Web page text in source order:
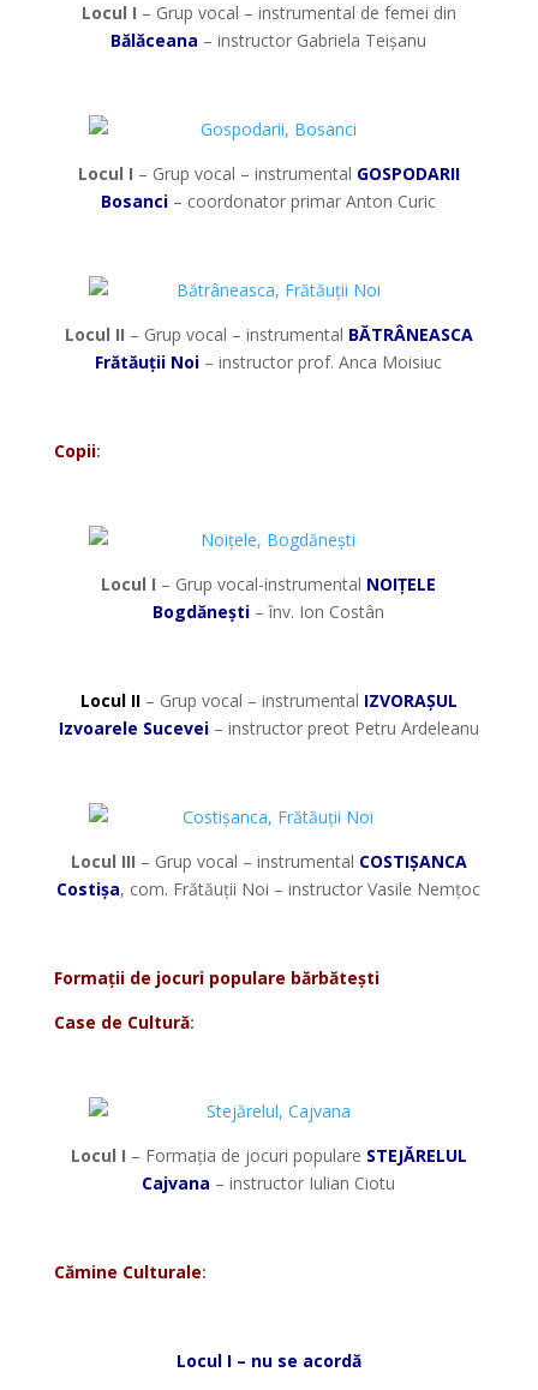
Locul I – Grup vocal – instrumental de femei din
Bălăceana – instructor Gabriela Teișanu
Locul I – Grup vocal – instrumental GOSPODARII
Bosanci – coordonator primar Anton Curic
Locul II – Grup vocal – instrumental BĂTRÂNEASCA
Frătăuții Noi – instructor prof. Anca Moisiuc
Copii:
Locul I – Grup vocal-instrumental NOIȚELE
Bogdănești – înv. Ion Costân
Locul II – Grup vocal – instrumental IZVORAȘUL
Izvoarele Sucevei– instructor preot Petru Ardeleanu
Locul III – Grup vocal – instrumental COSTIȘANCA
Costișa, com. Frătăuții Noi – instructor Vasile Nemțoc
Formații de jocuri populare bărbătești
Case de Cultură:
Locul I – Formația de jocuri populare STEJĂRELUL
Cajvana – instructor Iulian Ciotu
Cămine Culturale:
Locul I – nu se acordă